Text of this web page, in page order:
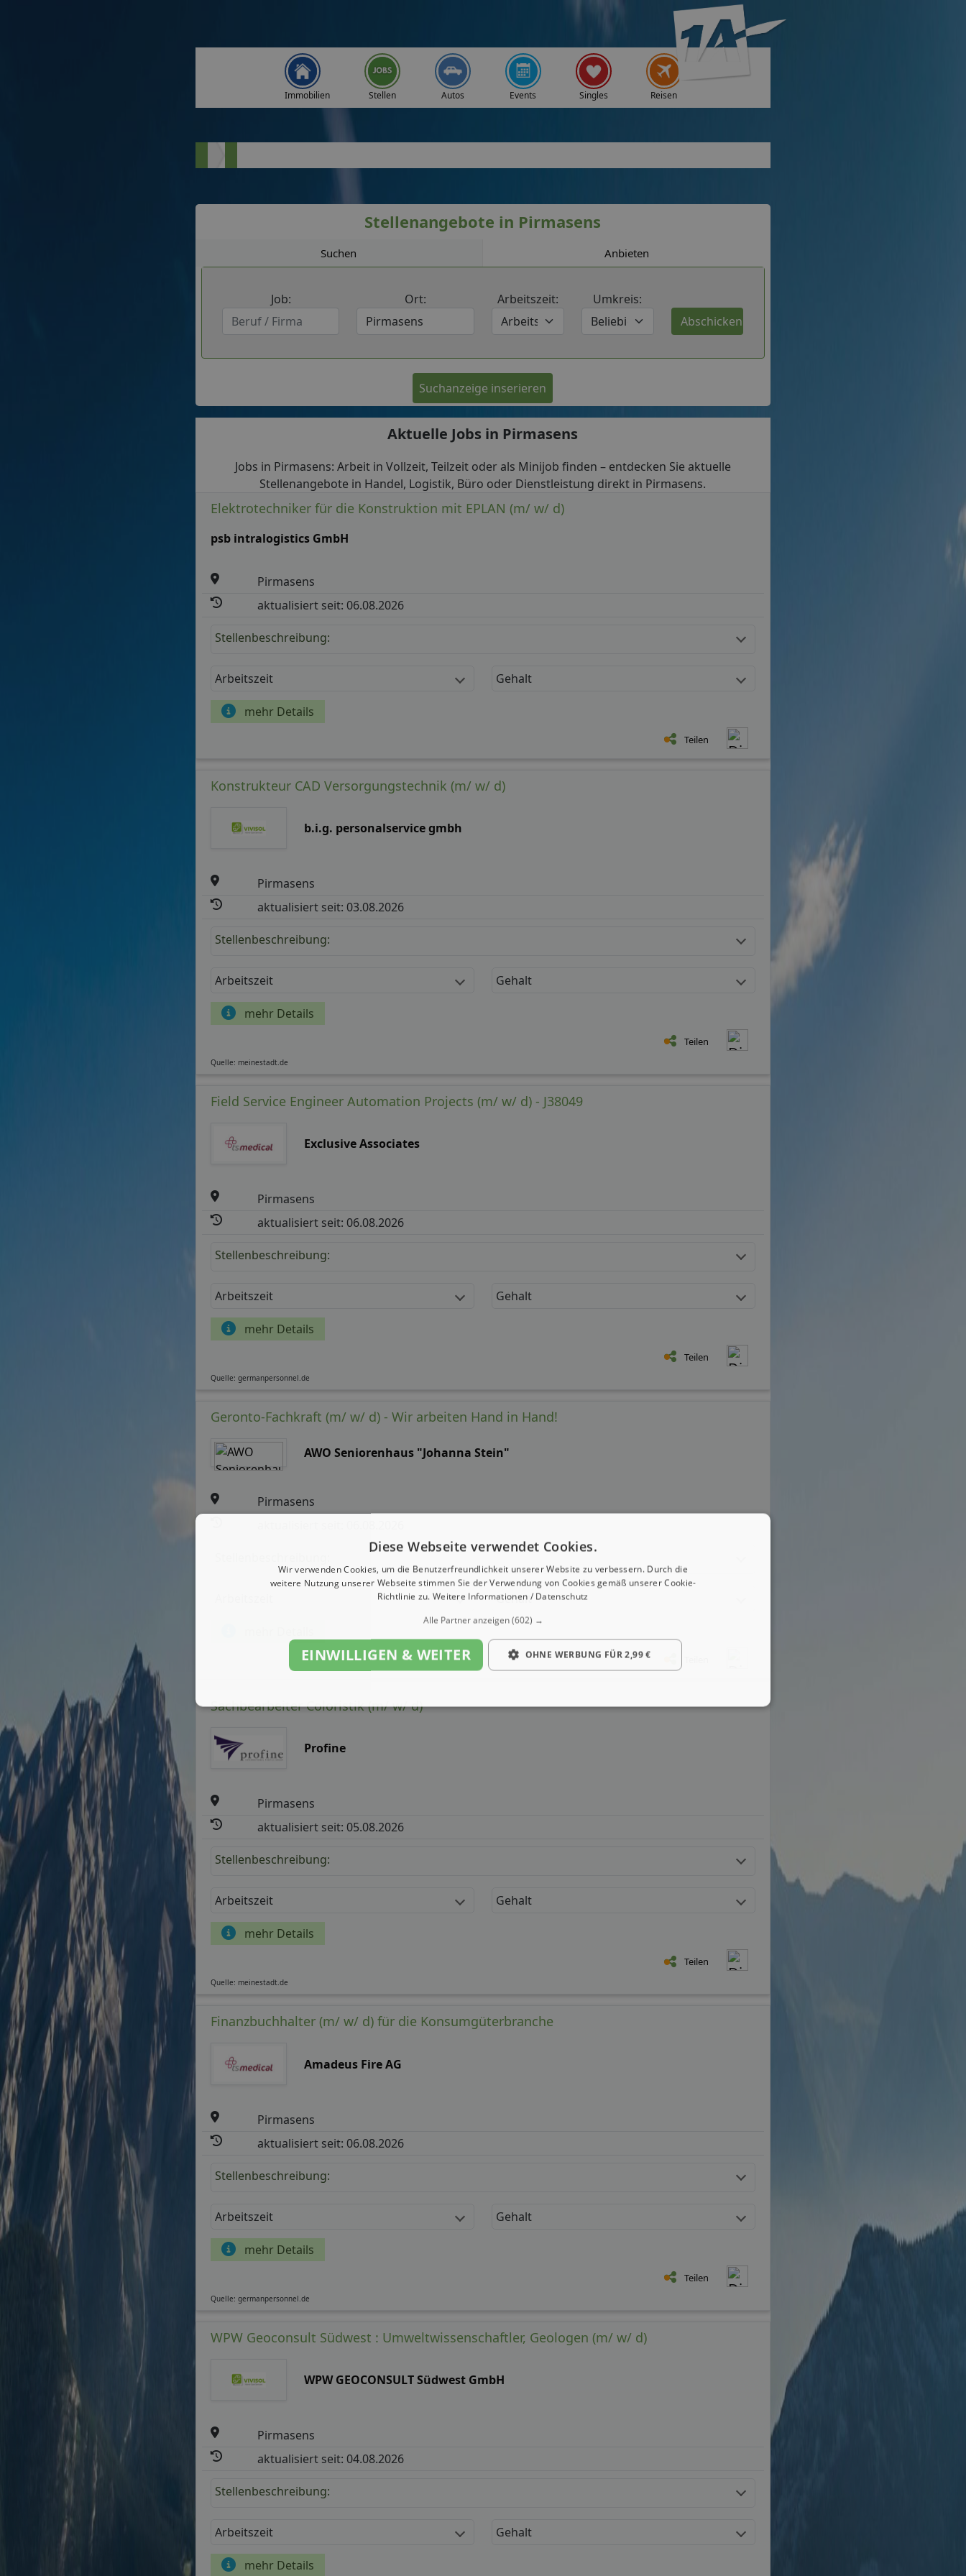
Immobilien Stellen Autos Events Singles Reisen
Stellenangebote in Pirmasens
Suchen Anbieten
Job: Ort: Arbeitszeit: Umkreis:
Suchanzeige inserieren
Aktuelle Jobs in Pirmasens
Jobs in Pirmasens: Arbeit in Vollzeit, Teilzeit oder als Minijob finden – entdecken Sie aktuelle
Stellenangebote in Handel, Logistik, Büro oder Dienstleistung direkt in Pirmasens.
Elektrotechniker für die Konstruktion mit EPLAN (m/ w/ d)
psb intralogistics GmbH
Pirmasens
aktualisiert seit: 06.08.2026
Stellenbeschreibung:
Arbeitszeit Gehalt
mehr Details
Teilen
Konstrukteur CAD Versorgungstechnik (m/ w/ d)
b.i.g. personalservice gmbh
Pirmasens
aktualisiert seit: 03.08.2026
Stellenbeschreibung:
Arbeitszeit Gehalt
mehr Details
Teilen
Quelle: meinestadt.de
Field Service Engineer Automation Projects (m/ w/ d) - J38049
Exclusive Associates
Pirmasens
aktualisiert seit: 06.08.2026
Stellenbeschreibung:
Arbeitszeit Gehalt
mehr Details
Teilen
Quelle: germanpersonnel.de
Geronto-Fachkraft (m/ w/ d) - Wir arbeiten Hand in Hand!
AWO Seniorenhaus "Johanna Stein"
Pirmasens
Gehalt
Sachbearbeiter Coloristik (m/ w/ d)
Profine
Pirmasens
aktualisiert seit: 05.08.2026
Stellenbeschreibung:
Arbeitszeit Gehalt
mehr Details
Teilen
Quelle: meinestadt.de
Finanzbuchhalter (m/ w/ d) für die Konsumgüterbranche
Amadeus Fire AG
Pirmasens
aktualisiert seit: 06.08.2026
Stellenbeschreibung:
Arbeitszeit Gehalt
mehr Details
Teilen
Quelle: germanpersonnel.de
WPW Geoconsult Südwest : Umweltwissenschaftler, Geologen (m/ w/ d)
WPW GEOCONSULT Südwest GmbH
Pirmasens
aktualisiert seit: 04.08.2026
Stellenbeschreibung:
Arbeitszeit Gehalt
mehr Details
Diese Webseite verwendet Cookies.
Wir verwenden Cookies, um die Benutzerfreundlichkeit unserer Website zu verbessern. Durch die
weitere Nutzung unserer Webseite stimmen Sie der Verwendung von Cookies gemäß unserer Cookie-
Richtlinie zu. Weitere Informationen / Datenschutz
Alle Partner anzeigen(602) →
EINWILLIGEN & WEITER OHNE WERBUNG FÜR 2,99 €